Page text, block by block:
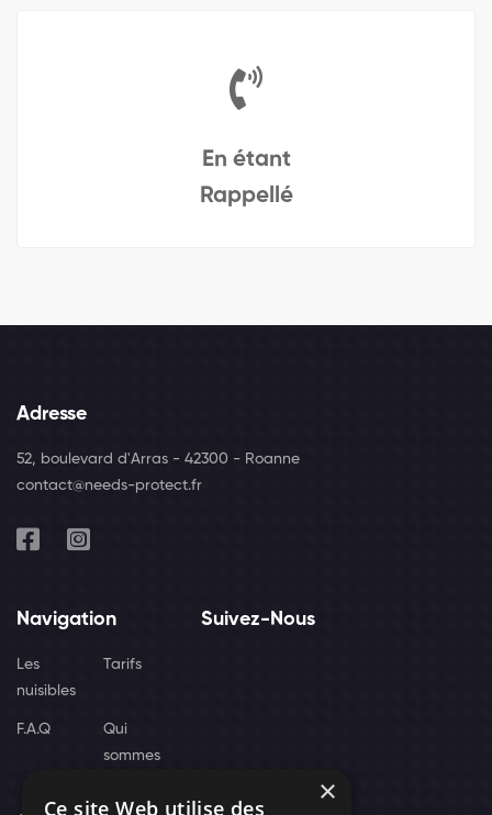
En étant
Rappellé
Adresse
52, boulevard d'Arras - 42300 - Roanne
contact@needs-protect.fr
Navigation
Les
nuisibles
Tarifs
F.A.Q
Qui
sommes
Suivez-Nous
×
Ce site Web utilise des